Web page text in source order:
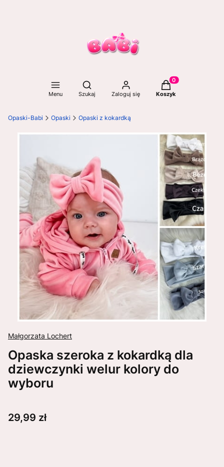
Menu
Otwórz wyszukiwarkę
Szukaj Zaloguj się
Produkty w
Koszyk
Opaski-Babi Opaski Opaski z kokardką
Małgorzata Lochert
Opaska szeroka z kokardką dla
dziewczynki welur kolory do
wyboru
Cena
29,99 zł